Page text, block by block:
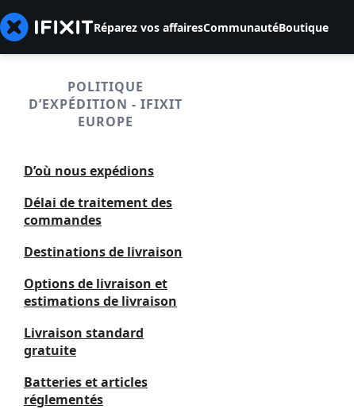
Réparez vos affairesCommunautéBoutique
POLITIQUE
D’EXPÉDITION - IFIXIT
EUROPE
D’où nous expédions
Délai de traitement des
commandes
Destinations de livraison
Options de livraison et
estimations de livraison
Livraison standard
gratuite
Batteries et articles
réglementés